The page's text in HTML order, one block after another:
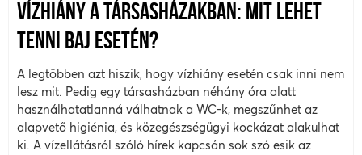
VÍZHIÁNY A TÁRSASHÁZAKBAN: MIT LEHET
TENNI BAJ ESETÉN?
A legtöbben azt hiszik, hogy vízhiány esetén csak inni nem
lesz mit. Pedig egy társasházban néhány óra alatt
használhatatlanná válhatnak a WC-k, megszűnhet az
alapvető higiénia, és közegészségügyi kockázat alakulhat
ki. A vízellátásról szóló hírek kapcsán sok szó esik az